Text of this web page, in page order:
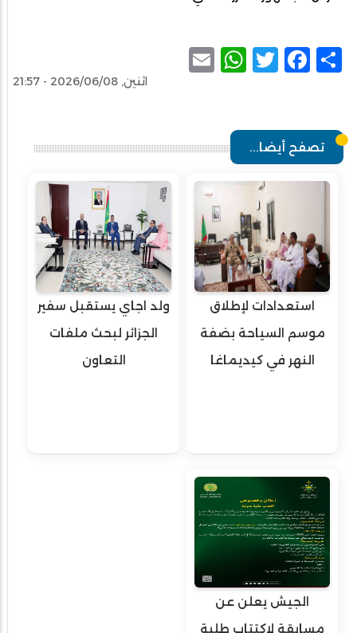
Share
Facebook
Twitter
WhatsApp
اثنين, 2026/06/08 - 21:57
تصفح أيضا...
استعدادات لإطلاق
موسم السياحة بضفة
النهر في كيديماغا
ولد اجاي يستقبل سفير
الجزائر لبحث ملفات
التعاون
الجيش يعلن عن
مسابقة لاكتتاب طلبة